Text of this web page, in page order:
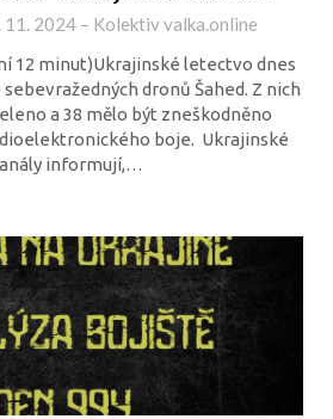
11. 2024 – Kolektiv valka.online
12 minut)Ukrajinské letectvo dnes
dronů Šahed. Z nich
a 38 mělo být zneškodněno
boje. Ukrajinské
informují,…